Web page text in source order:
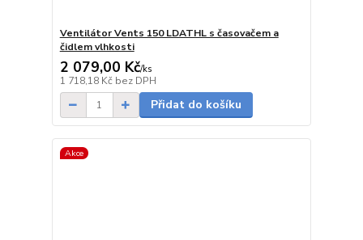
Ventilátor Vents 150 LDATHL s časovačem a
čidlem vlhkosti
2 079,00 Kč/ks
1 718,18 Kč bez DPH
Přidat do košíku
Akce